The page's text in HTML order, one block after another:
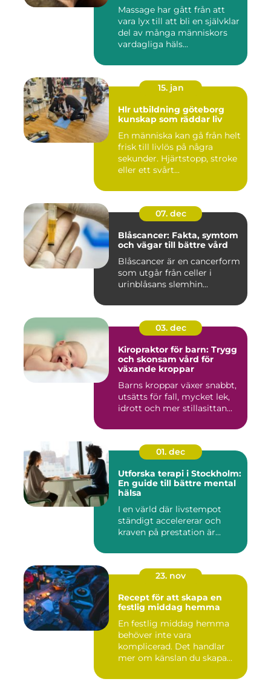
Massage har gått från att
vara lyx till att bli en självklar
del av många människors
vardagliga häls...
15. jan
Hlr utbildning göteborg
kunskap som räddar liv
En människa kan gå från helt
frisk till livlös på några
sekunder. Hjärtstopp, stroke
eller ett svårt...
07. dec
Blåscancer: Fakta, symtom
och vägar till bättre vård
Blåscancer är en cancerform
som utgår från celler i
urinblåsans slemhin...
03. dec
Kiropraktor för barn: Trygg
och skonsam vård för
växande kroppar
Barns kroppar växer snabbt,
utsätts för fall, mycket lek,
idrott och mer stillasittan...
01. dec
Utforska terapi i Stockholm:
En guide till bättre mental
hälsa
I en värld där livstempot
ständigt accelererar och
kraven på prestation är...
23. nov
Recept för att skapa en
festlig middag hemma
En festlig middag hemma
behöver inte vara
komplicerad. Det handlar
mer om känslan du skapa...